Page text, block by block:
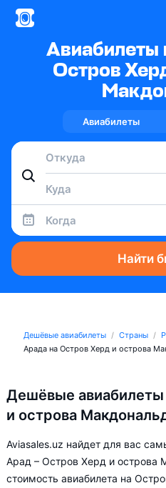
Авиабилеты
Остров
Авиабилеты
Когда
Найти
Дешёвые авиабилеты Страны
Арада на Остров Херд и острова
Дешёвые
и острова
Aviasales.uz найдет для вас
Арад – Остров Херд и острова
стоимость авиабилета на